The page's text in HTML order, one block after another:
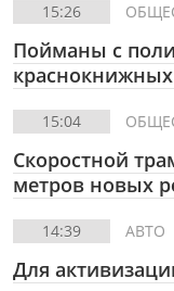
15:26
Пойманы с
краснокнижных
15:04
Скоростной
метров новых
14:39 АВТО
Для